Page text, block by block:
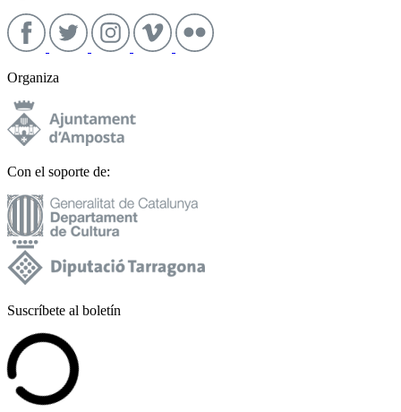
Organiza
Con el soporte de:
Suscríbete al boletín